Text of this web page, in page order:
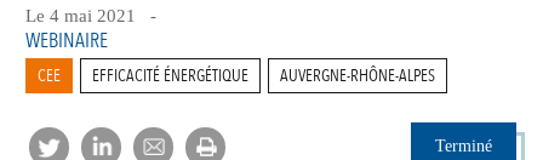
Le 4 mai 2021 -
WEBINAIRE
CEE EFFICACITÉ ÉNERGÉTIQUE AUVERGNE-RHÔNE-ALPES
Terminé